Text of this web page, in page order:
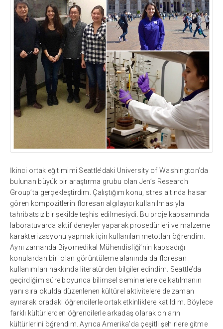
İkinci ortak eğitimimi Seattle’daki University of Washington’da
bulunan büyük bir araştırma grubu olan Jen’s Research
Group’ta gerçekleştirdim. Çalıştığım konu, stres altında hasar
gören kompozitlerin floresan algılayıcı kullanılmasıyla
tahribatsız bir şekilde teşhis edilmesiydi. Bu proje kapsamında
laboratuvarda aktif deneyler yaparak prosedürleri ve malzeme
karakterizasyonu yapmak için kullanılan metotları öğrendim.
Aynı zamanda Biyomedikal Mühendisliği’nin kapsadığı
konulardan biri olan görüntüleme alanında da floresan
kullanımları hakkında literatürden bilgiler edindim. Seattle’da
geçirdiğim süre boyunca bilimsel seminerlere de katılmanın
yanı sıra okulda düzenlenen kültürel aktivitelere de zaman
ayırarak oradaki öğrencilerle ortak etkinliklere katıldım. Böylece
farklı kültürlerden öğrencilerle arkadaş olarak onların
kültürlerini öğrendim. Ayrıca Amerika’da çeşitli şehirlere gitme